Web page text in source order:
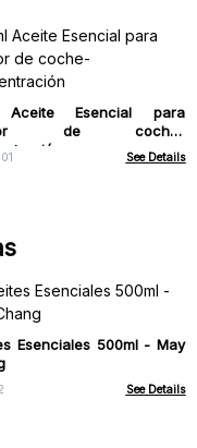
Aceite Esencial para
de coche-
See Details
Esenciales 500ml - May
See Details